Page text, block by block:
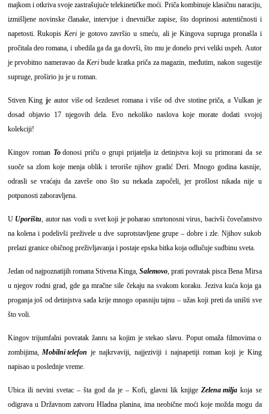
majkom i otkriva svoje zastrašujuće telekinetičke moći. Priča kombinuje klasičnu naraciju,
izmišljene novinske članake, intervjue i dnevničke zapise, što doprinosi autentičnosti i
napetosti. RukopisKeri je gotovo završio u smeću, ali je Kingova supruga pronašla i
pročitala deo romana, i ubedila ga da ga dovrši, što mu je donelo prvi veliki uspeh. Autor
je prvobitno nameravao da Keribude kratka priča za magazin, međutim, nakon sugestije
supruge, proširio ju je u roman.
Stiven King je autor više od šezdeset romana i više od dve stotine priča, a Vulkan je
dosad objavio 17 njegovih dela. Evo nekoliko naslova koje morate dodati svojoj
kolekciji!
Kingov roman To donosi priču o grupi prijatelja iz detinjstva koji su primorani da se
suoče sa zlom koje menja oblik i teroriše njihov gradić Deri. Mnogo godina kasnije,
odrasli se vraćaju da završe ono što su nekada započeli, jer prošlost nikada nije u
potpunosti zaboravljena.
U Uporištu, autor nas vodi u svet koji je poharao smrtonosni virus, bacivši čovečanstvo
na kolena i podelivši preživele u dve suprotstavljene grupe – dobre i zle. Njihov sukob
prelazi granice običnog preživljavanja i postaje epska bitka koja odlučuje sudbinu sveta.
Jedan od najpoznatijih romana Stivena Kinga,Salemovo, prati povratak pisca Bena Mirsa
u njegov rodni grad, gde ga mračne sile čekaju na svakom koraku. Jeziva kuća koja ga
proganja još od detinjstva sada krije mnogo opasniju tajnu – užas koji preti da uništi sve
što voli.
Kingov trijumfalni povratak žanru sa kojim je stekao slavu. Poput omaža filmovima o
zombijima,Mobilni telefon je najkrvaviji, najjeziviji i najnapetiji roman koji je King
napisao u poslednje vreme.
Ubica ili nevini svetac – šta god da je – Kofi, glavni lik knjigeZelena milja koja se
odigrava u Državnom zatvoru Hladna planina, ima neobične moći koje možda mogu da